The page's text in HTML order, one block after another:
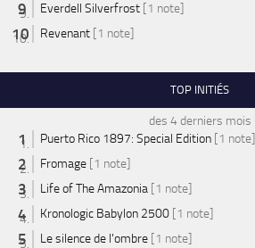
Everdell Silverfrost [1 note]
Revenant [1 note]
TOP INITIÉS
des 4 derniers mois
Puerto Rico 1897: Special Edition [1 note]
Fromage [1 note]
Life of The Amazonia [1 note]
Kronologic Babylon 2500 [1 note]
Le silence de l'ombre [1 note]